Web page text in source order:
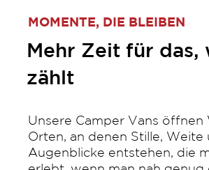
MOMENTE, DIE BLEIBEN
Mehr Zeit für das,
zählt
Unsere Camper Vans öffnen
Orten, an denen Stille, Weite
Augenblicke entstehen, die